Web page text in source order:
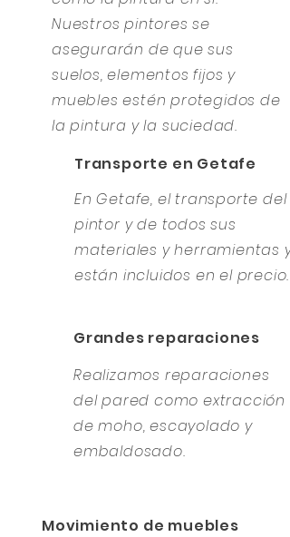
Nuestros pintores se
asegurarán de que sus
suelos, elementos fijos y
muebles estén protegidos de
la pintura y la suciedad.
Transporte en Getafe
En Getafe, el transporte del
pintor y de todos sus
materiales y herramientas
están incluidos en el precio.
Grandes reparaciones
Realizamos reparaciones
del pared como extracción
de moho, escayolado y
embaldosado.
Movimiento de muebles